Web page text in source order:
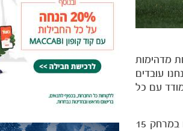
מדהימות
עובדים
עם כל
על על התחושות בעיצומו של מירוץ האליפות סיפר: "אני נהנה מזה, עבורי כל הלחץ הזה הוא זכות. הייתי מודאג אם היינו במרחק 15